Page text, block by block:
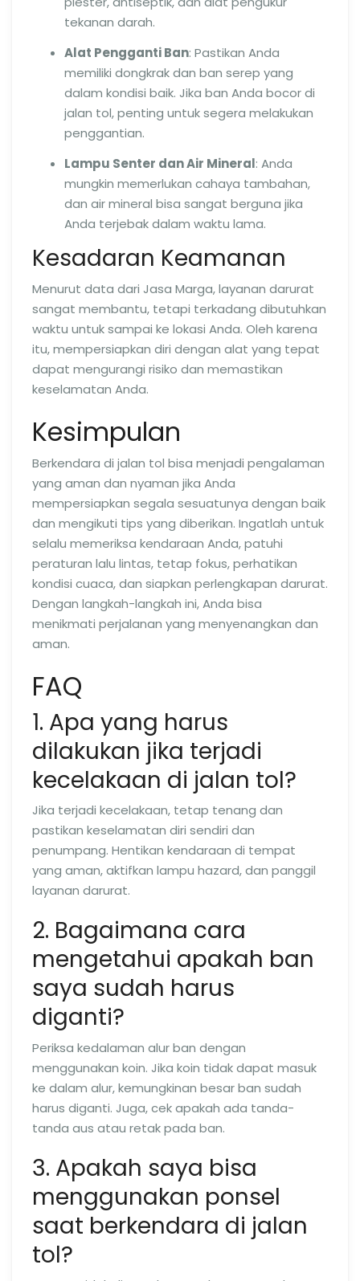
tekanan darah.
Alat Pengganti Ban: Pastikan Anda
memiliki dongkrak dan ban serep yang
dalam kondisi baik. Jika ban Anda bocor di
jalan tol, penting untuk segera melakukan
penggantian.
Lampu Senter dan Air Mineral: Anda
mungkin memerlukan cahaya tambahan,
dan air mineral bisa sangat berguna jika
Anda terjebak dalam waktu lama.
Kesadaran Keamanan
Menurut data dari Jasa Marga, layanan darurat
sangat membantu, tetapi terkadang dibutuhkan
waktu untuk sampai ke lokasi Anda. Oleh karena
itu, mempersiapkan diri dengan alat yang tepat
dapat mengurangi risiko dan memastikan
keselamatan Anda.
Kesimpulan
Berkendara di jalan tol bisa menjadi pengalaman
yang aman dan nyaman jika Anda
mempersiapkan segala sesuatunya dengan baik
dan mengikuti tips yang diberikan. Ingatlah untuk
selalu memeriksa kendaraan Anda, patuhi
peraturan lalu lintas, tetap fokus, perhatikan
kondisi cuaca, dan siapkan perlengkapan darurat.
Dengan langkah-langkah ini, Anda bisa
menikmati perjalanan yang menyenangkan dan
aman.
FAQ
1. Apa yang harus
dilakukan jika terjadi
kecelakaan di jalan tol?
Jika terjadi kecelakaan, tetap tenang dan
pastikan keselamatan diri sendiri dan
penumpang. Hentikan kendaraan di tempat
yang aman, aktifkan lampu hazard, dan panggil
layanan darurat.
2. Bagaimana cara
mengetahui apakah ban
saya sudah harus
diganti?
Periksa kedalaman alur ban dengan
menggunakan koin. Jika koin tidak dapat masuk
ke dalam alur, kemungkinan besar ban sudah
harus diganti. Juga, cek apakah ada tanda-
tanda aus atau retak pada ban.
3. Apakah saya bisa
menggunakan ponsel
saat berkendara di jalan
tol?